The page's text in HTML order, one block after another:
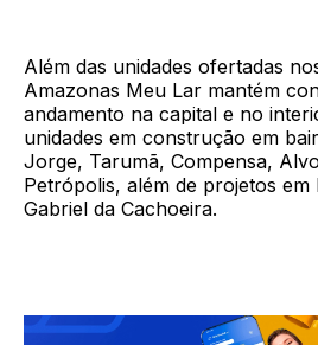
Além das unidades ofertadas
Amazonas Meu Lar mantém
andamento na capital e no
unidades em construção em
Jorge, Tarumã, Compensa,
Petrópolis, além de projetos
Gabriel da Cachoeira.